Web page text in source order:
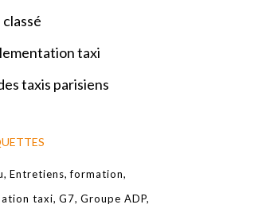
taxi
taxis parisiens
Entretiens formation
taxi G7 Groupe ADP